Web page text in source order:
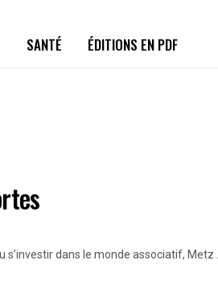
SANTÉ ÉDITIONS EN PDF
dans le monde associatif, Metz ...